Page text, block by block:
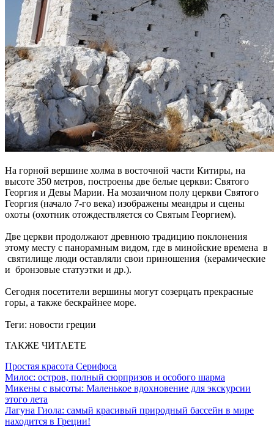
На горной вершине холма в восточной части Китиры, на
высоте 350 метров, построены две белые церкви: Святого
Георгия и Девы Марии. На мозаичном полу церкви Святого
Георгия (начало 7-го века) изображены меандры и сцены
охоты (охотник отождествляется со Святым Георгием).
Две церкви продолжают древнюю традицию поклонения
этому месту с панорамным видом, где в минойские времена в
святилище люди оставляли свои приношения (керамические
и бронзовые статуэтки и др.).
Сегодня посетители вершины могут созерцать прекрасные
горы, а также бескрайнее море.
Теги: новости греции
ТАКЖЕ ЧИТАЕТЕ
Простая красота Серифоса
Милос: остров, полный сюрпризов и особого шарма
Микены с высоты: Маленькое вдохновение для экскурсии
этого лета
Лагуна Гиола: самый красивый природный бассейн в мире
находится в Греции!